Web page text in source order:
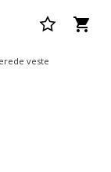
veste